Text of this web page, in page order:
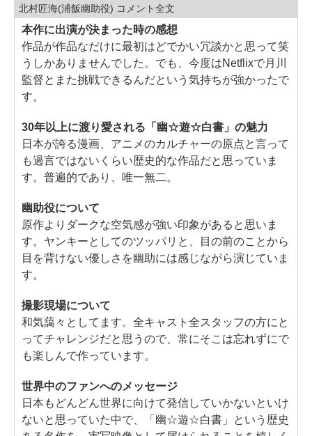
北村匠海(浦飯幽助役) コメント全文
本作に出演が決まった時の感想
作品が作品なだけに最初はどでかい冗談かと思って笑
うしかありませんでした。でも、今度はNetflixで月川
監督とまた挑戦できるんだという気持ちが強かったで
す。
30年以上に渡り愛される「幽☆遊☆白書」の魅力
日本が誇る漫画、アニメのカルチャーの原点と言って
も過言ではないくらい歴史的な作品だと思っていま
す。普遍的であり、唯一無二。
幽助役について
原作よりダークな空気感が強い印象があると思いま
す。ヤンキーとしてのツッパリと、目の前のことから
目を背けない優しさを幽助には感じながら演じていま
す。
撮影現場について
和気藹々としてます。全キャスト全スタッフの方にと
ってチャレンジだと思うので、常にそこは忘れずにで
も楽しんで作っています。
世界中のファンへのメッセージ
日本もどんどん世界に向けて発信していかないといけ
ないと思っていた中で、「幽☆遊☆白書」という歴史